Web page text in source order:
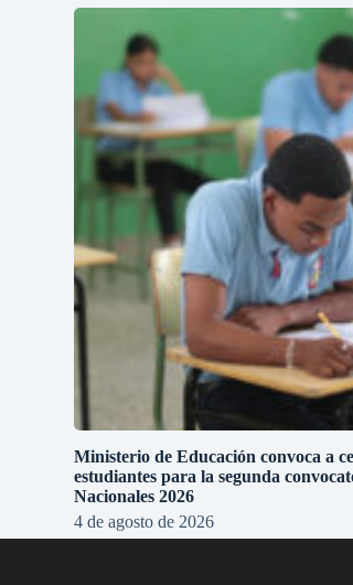
Ministerio de Educación convoca a
estudiantes para la segunda
Nacionales 2026
4 de agosto de 2026